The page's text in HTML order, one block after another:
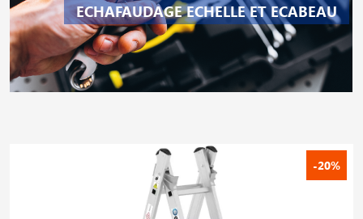
ECHAFAUDAGE ECHELLE ET ECABEAU
-20%